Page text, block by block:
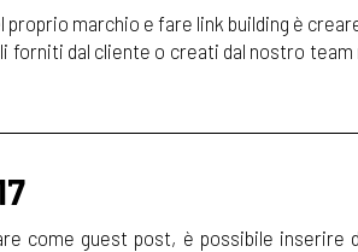
marchio e fare link building è
forniti dal cliente o creati dal nostro
come guest post, è possibile inserire